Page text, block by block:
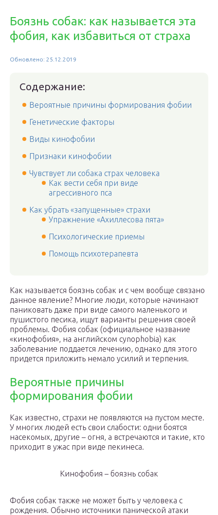
Боязнь собак: как называется эта
фобия, как избавиться от страха
Обновлено: 25.12.2019
Содержание:
Вероятные причины формирования фобии
Генетические факторы
Виды кинофобии
Признаки кинофобии
Чувствует ли собака страх человека
Как вести себя при виде
агрессивного пса
Как убрать «запущенные» страхи
Упражнение «Ахиллесова пята»
Психологические приемы
Помощь психотерапевта
Как называется боязнь собак и с чем вообще связано
данное явление? Многие люди, которые начинают
паниковать даже при виде самого маленького и
пушистого песика, ищут варианты решения своей
проблемы. Фобия собак (официальное название
«кинофобия», на английском cynophobia) как
заболевание поддается лечению, однако для этого
придется приложить немало усилий и терпения.
Вероятные причины
формирования фобии
Как известно, страхи не появляются на пустом месте.
У многих людей есть свои слабости: одни боятся
насекомых, другие – огня, а встречаются и такие, кто
приходит в ужас при виде пекинеса.
Кинофобия – боязнь собак
Фобия собак также не может быть у человека с
рождения. Обычно источники панической атаки